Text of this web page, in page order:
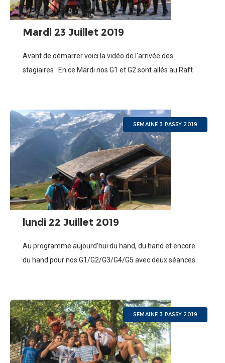
Mardi 23 Juillet 2019
Avant de démarrer voici la vidéo de l’arrivée des
stagiaires En ce Mardi nos G1 et G2 sont allés au Raft
SEMAINE 3 PASSY 2019
lundi 22 Juillet 2019
Au programme aujourd’hui du hand, du hand et encore
du hand pour nos G1/G2/G3/G4/G5 avec deux séances.
SEMAINE 3 PASSY 2019